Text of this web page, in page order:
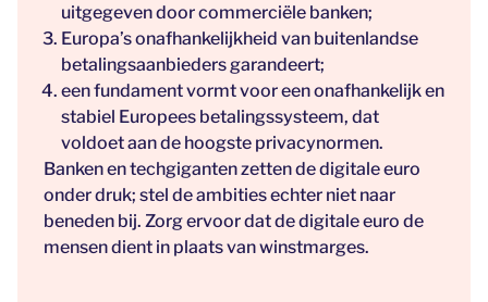
uitgegeven door commerciële banken;
Europa’s onafhankelijkheid van buitenlandse
betalingsaanbieders garandeert;
een fundament vormt voor een onafhankelijk en
stabiel Europees betalingssysteem, dat
voldoet aan de hoogste privacynormen.
Banken en techgiganten zetten de digitale euro
onder druk; stel de ambities echter niet naar
beneden bij. Zorg ervoor dat de digitale euro de
mensen dient in plaats van winstmarges.